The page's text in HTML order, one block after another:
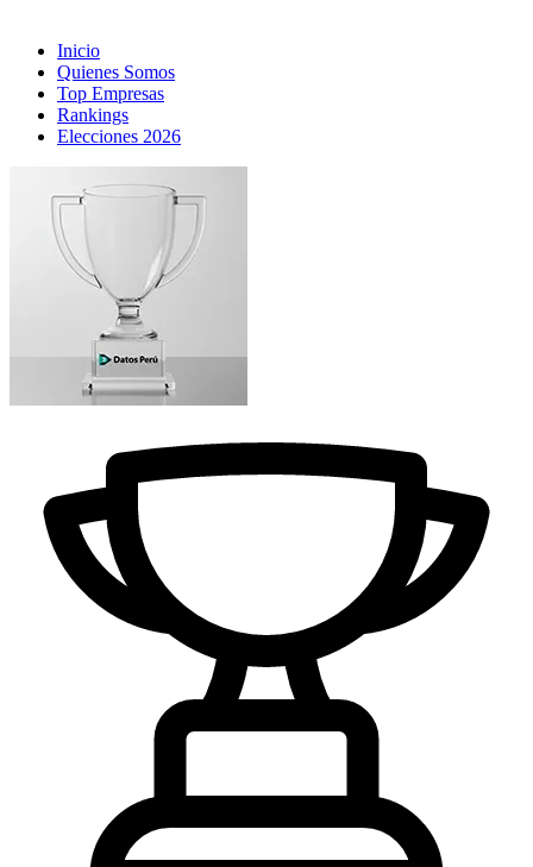
Inicio
Quienes Somos
Top Empresas
Rankings
Elecciones 2026